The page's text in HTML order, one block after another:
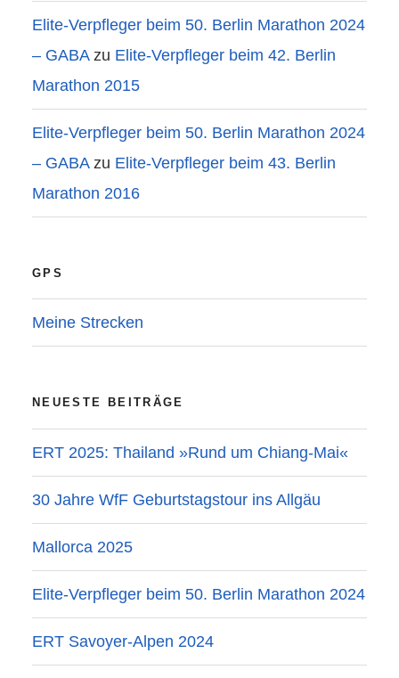
Elite-Verpfleger beim 50. Berlin Marathon 2024
– GABAzu Elite-Verpfleger beim 42. Berlin
Marathon 2015
Elite-Verpfleger beim 50. Berlin Marathon 2024
– GABAzu Elite-Verpfleger beim 43. Berlin
Marathon 2016
GPS
Meine Strecken
NEUESTE BEITRÄGE
ERT 2025: Thailand »Rund um Chiang-Mai«
30 Jahre WfF Geburtstagstour ins Allgäu
Mallorca 2025
Elite-Verpfleger beim 50. Berlin Marathon 2024
ERT Savoyer-Alpen 2024